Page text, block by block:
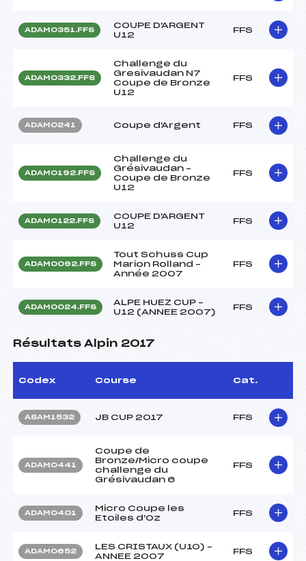
ADAM0351.FFS
COUPE D'ARGENT
U12
FFS
ADAM0332.FFS
Challenge du
Gresivaudan N7
Coupe de Bronze
U12
FFS
ADAM0241 Coupe d'Argent FFS
ADAM0192.FFS
Challenge du
Grésivaudan –
Coupe de Bronze
U12
FFS
ADAM0122.FFS
COUPE D'ARGENT
U12
FFS
ADAM0092.FFS
Tout Schuss Cup
Marion Rolland –
Année 2007
FFS
ADAM0024.FFS
ALPE HUEZ CUP –
U12 (ANNEE 2007)
FFS
Résultats Alpin 2017
Codex Course Cat.
ASAM1532 JB CUP 2017 FFS
ADAM0441
Coupe de
Bronze/Micro coupe
challenge du
Grésivaudan 6
FFS
ADAM0401
Micro Coupe les
Etoiles d'Oz
FFS
ADAM0652
LES CRISTAUX (U10) –
ANNEE 2007
FFS